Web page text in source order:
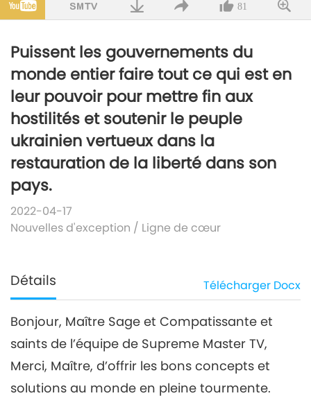
81
Puissent les gouvernements du
monde entier faire tout ce qui est en
leur pouvoir pour mettre fin aux
hostilités et soutenir le peuple
ukrainien vertueux dans la
restauration de la liberté dans son
pays.
2022-04-17
Nouvelles d'exception / Ligne de cœur
Détails Télécharger Docx
Bonjour, Maître Sage et Compatissante et
saints de l’équipe de Supreme Master TV,
Merci, Maître, d’offrir les bons concepts et
solutions au monde en pleine tourmente.